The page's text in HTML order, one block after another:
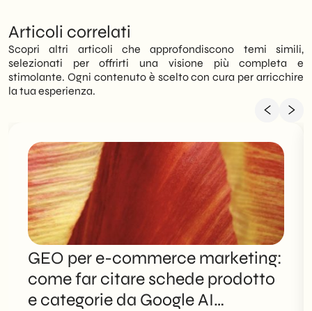
Articoli correlati
Scopri altri articoli che approfondiscono temi simili,
selezionati per offrirti una visione più completa e
stimolante. Ogni contenuto è scelto con cura per arricchire
la tua esperienza.
GEO per e-commerce marketing:
come far citare schede prodotto
e categorie da Google AI